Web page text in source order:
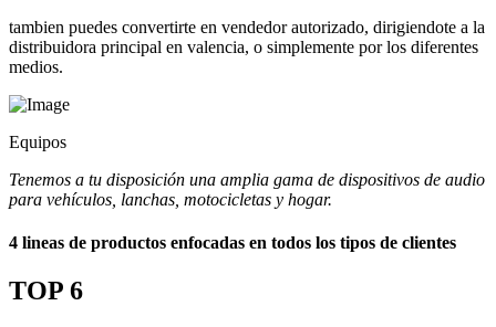
tambien puedes convertirte en vendedor autorizado, dirigiendote a la
distribuidora principal en valencia, o simplemente por los diferentes
medios.
Equipos
Tenemos a tu disposición una amplia gama de dispositivos de audio
para vehículos, lanchas, motocicletas y hogar.
4 lineas de productos enfocadas en todos los tipos de clientes
TOP 6